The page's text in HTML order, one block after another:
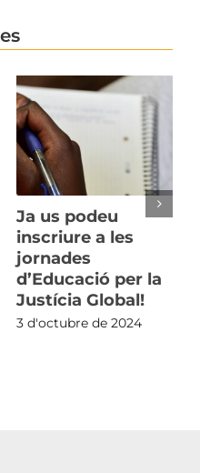
Ja us podeu
inscriure a les
jornades
d’Educació per la
Justícia Global!
3 d'octubre de 2024